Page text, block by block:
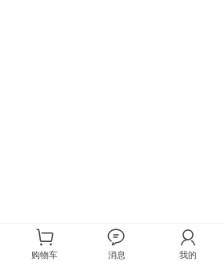
购物车 消息 我的